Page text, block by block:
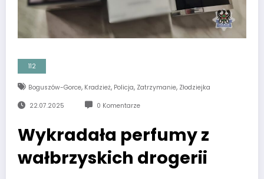
112
Boguszów-Gorce, Kradzież, Policja, Zatrzymanie, Złodziejka
22.07.2025 0 Komentarze
Wykradała perfumy z
wałbrzyskich drogerii